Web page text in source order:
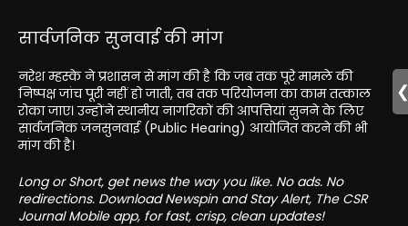
सार्वजनिक सुनवाई की मांग
नरेश म्हस्के ने प्रशासन से मांग की है कि जब तक पूरे मामले की
निष्पक्ष जांच पूरी नहीं हो जाती, तब तक परियोजना का काम तत्काल
रोका जाए। उन्होंने स्थानीय नागरिकों की आपत्तियां सुनने के लिए
सार्वजनिक जनसुनवाई (Public Hearing) आयोजित करने की भी
मांग की है।
Long or Short, get news the way you like. No ads. No
redirections. Download Newspin and Stay Alert, The CSR
Journal Mobile app, for fast, crisp, clean updates!